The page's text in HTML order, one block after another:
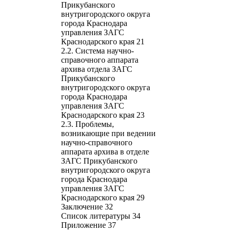
Прикубанского
внутригородского округа
города Краснодара
управления ЗАГС
Краснодарского края 21
2.2. Система научно-
справочного аппарата
архива отдела ЗАГС
Прикубанского
внутригородского округа
города Краснодара
управления ЗАГС
Краснодарского края 23
2.3. Проблемы,
возникающие при ведении
научно-справочного
аппарата архива в отделе
ЗАГС Прикубанского
внутригородского округа
города Краснодара
управления ЗАГС
Краснодарского края 29
Заключение 32
Список литературы 34
Приложение 37